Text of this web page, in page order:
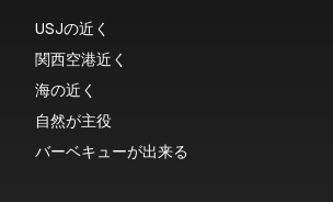
USJの近く
関西空港近く
海の近く
自然が主役
バーベキューが出来る